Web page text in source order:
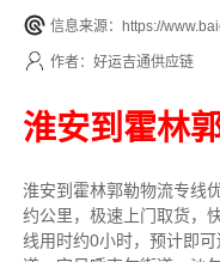
信息来源：https://
作者：好运吉通供应链
淮安到霍林
淮安到霍林郭勒物流专线
约公里， 极速上门取货，
线用时约0小时，预计即